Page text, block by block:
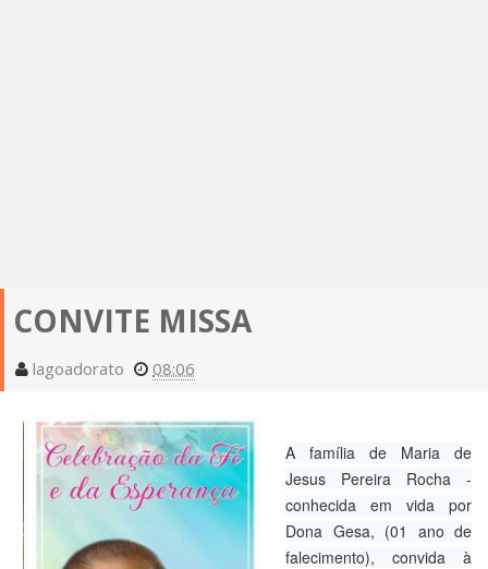
CONVITE MISSA
lagoadorato 08:06
A família de Maria de
Jesus Pereira Rocha -
conhecida em vida por
Dona Gesa, (01 ano de
falecimento), convida à